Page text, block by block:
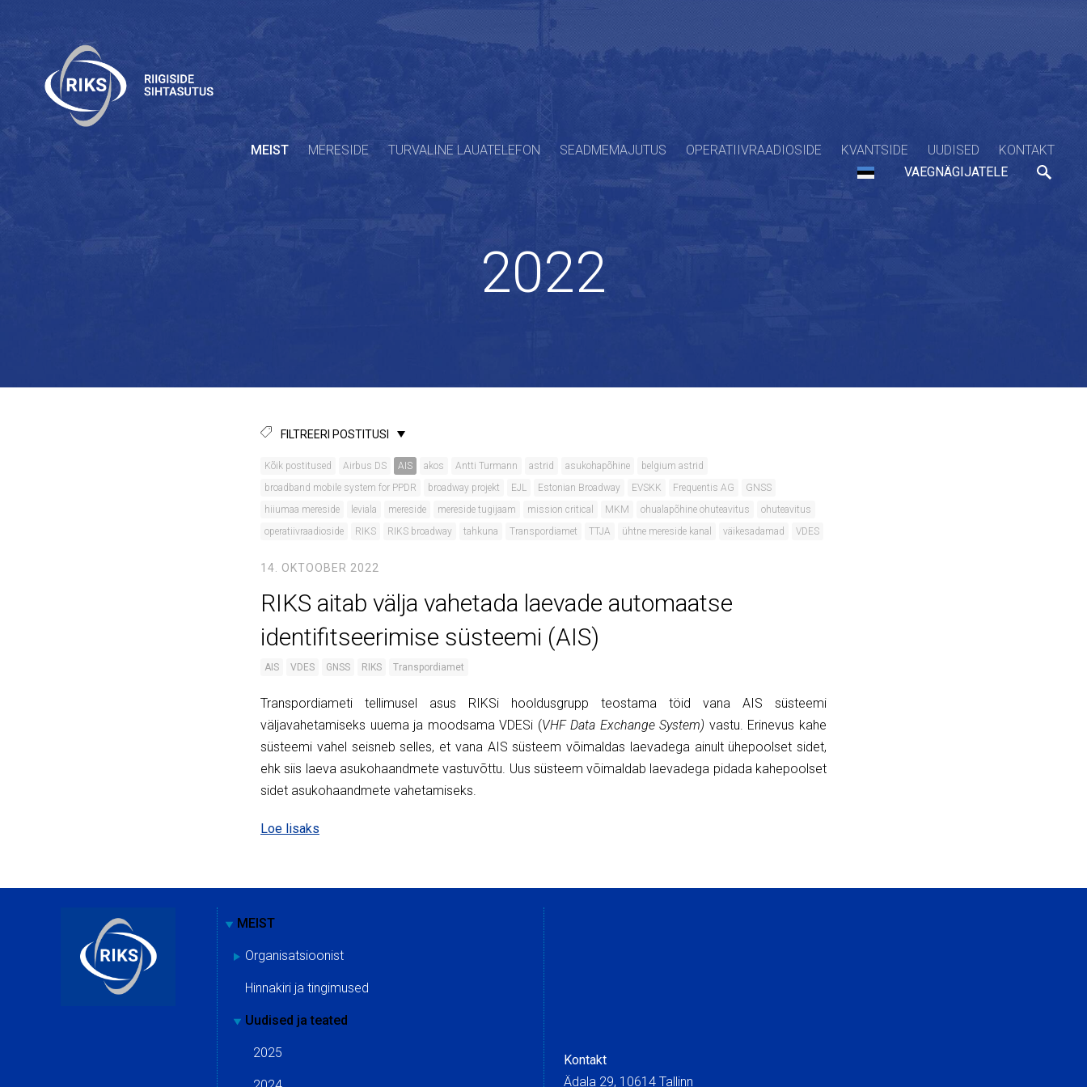
MEIST MERESIDE TURVALINE LAUATELEFON SEADMEMAJUTUS OPERATIIVRAADIOSIDE KVANTSIDE UUDISED
KONTAKT
VAEGNÄGIJATELE
2022
FILTREERI POSTITUSI
Kõik postitused Airbus DS AIS akos Antti Turmann astrid asukohapõhine
belgium astrid
broadband mobile system for PPDR
broadway projekt EJL Estonian Broadway EVSKK Frequentis AG
GNSS
hiiumaa mereside
leviala mereside mereside tugijaam mission critical MKM ohualapõhine ohuteavitus
ohuteavitus
operatiivraadioside
RIKS RIKS broadway tahkuna Transpordiamet TTJA ühtne mereside kanal väikesadamad VDES
14. OKTOOBER 2022
RIKS aitab välja vahetada laevade automaatse
identifitseerimise süsteemi (AIS)
AIS VDES GNSS RIKS Transpordiamet
Transpordiameti tellimusel asus RIKSi hooldusgrupp teostama töid vana AIS süsteemi
väljavahetamiseks uuema ja moodsama VDESi (VHF Data Exchange System) vastu. Erinevus kahe
süsteemi vahel seisneb selles, et vana AIS süsteem võimaldas laevadega ainult ühepoolset sidet,
ehk siis laeva asukohaandmete vastuvõttu. Uus süsteem võimaldab laevadega pidada kahepoolset
sidet asukohaandmete vahetamiseks.
Loe lisaks
MEIST
Organisatsioonist
Hinnakiri ja tingimused
Uudised ja teated
2025
Kontakt
Ädala 29, 10614 Tallinn